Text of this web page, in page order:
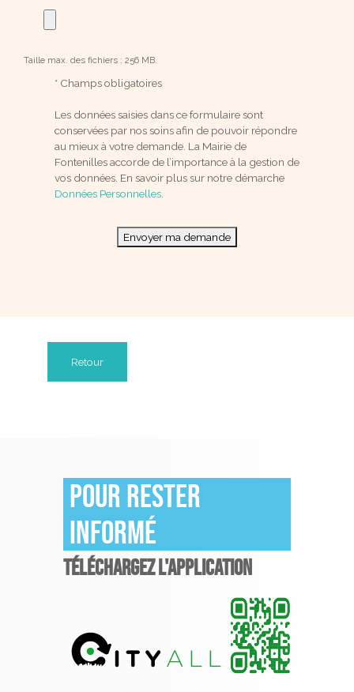
Taille max. des fichiers : 256 MB.
* Champs obligatoires
Les données saisies dans ce formulaire sont
conservées par nos soins afin de pouvoir répondre
au mieux à votre demande. La Mairie de
Fontenilles accorde de l’importance à la gestion de
vos données. En savoir plus sur notre démarche
Données Personnelles.
Envoyer ma demande
Retour
Pour rester
informé
TÉLÉCHARGEZ L'APPLICATION